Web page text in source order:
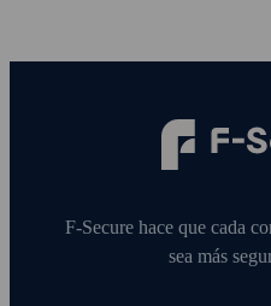
F‑Secure hace que cada
sea más